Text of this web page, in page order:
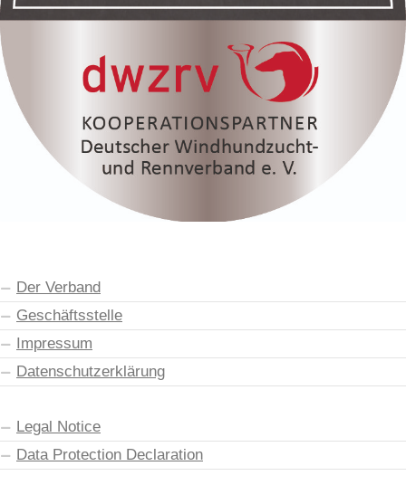
Der Verband
Geschäftsstelle
Impressum
Datenschutzerklärung
Legal Notice
Data Protection Declaration